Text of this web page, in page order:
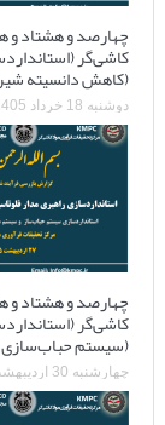
چهارصد و هشتاد و
کاشی‌گر
(کاهش دانسیته
دوشنبه 18 خرداد 1405
چهارصد و هشتاد و
کاشی‌گر
(سیستم
چهارشنبه 30 اردیبهشت 1405